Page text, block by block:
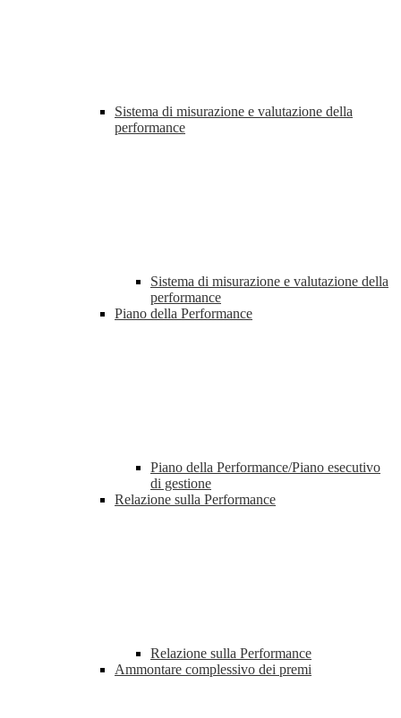
Sistema di misurazione e valutazione della
performance
Sistema di misurazione e valutazione della
performance
Piano della Performance
Piano della Performance/Piano esecutivo
di gestione
Relazione sulla Performance
Relazione sulla Performance
Ammontare complessivo dei premi